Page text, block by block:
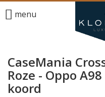
menu
CaseMania
Roze - Oppo
koord